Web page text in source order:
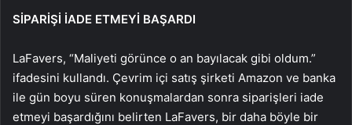
SİPARİŞİ İADE ETMEYİ BAŞARDI
LaFavers, “Maliyeti görünce o an bayılacak gibi oldum.”
ifadesini kullandı. Çevrim içi satış şirketi Amazon ve banka
ile gün boyu süren konuşmalardan sonra siparişleri iade
etmeyi başardığını belirten LaFavers, bir daha böyle bir